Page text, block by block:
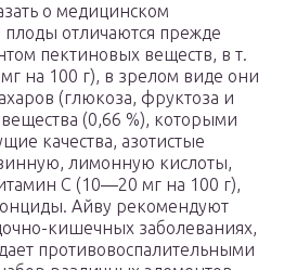
о медицинском
отличаются прежде
пектиновых веществ, в т.
на 100 г), в зрелом виде они
(глюкоза, фруктоза и
(0,66 %), которыми
качества, азотистые
лимонную кислоты,
С (10—20 мг на 100 г),
Айву рекомендуют
кишечных заболеваниях,
противовоспалительными